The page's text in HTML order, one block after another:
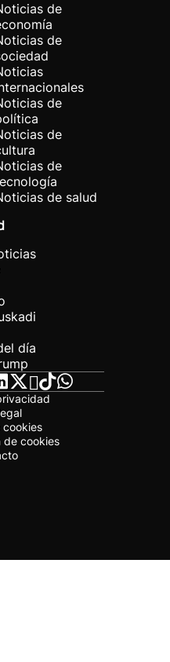
de
de
de
de
de
de salud
día
cookies
de cookies